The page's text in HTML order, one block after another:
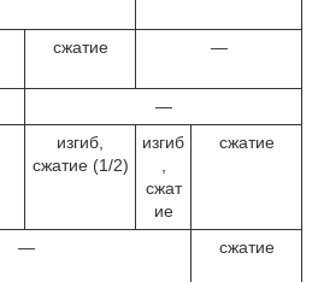
сжатие —
—
изгиб,
сжатие (1/2)
изгиб
,
сжат
ие
сжатие
— сжатие